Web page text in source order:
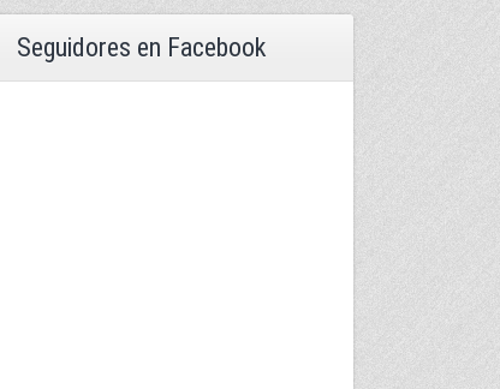
Seguidores en Facebook